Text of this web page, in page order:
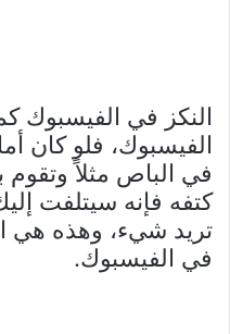
النكز في الفيسبوك
الفيسبوك، فلو
في الباص مثلاً
كتفه فإنه سيتلفت
تريد شيء، وهذه هي
في الفيسبوك.